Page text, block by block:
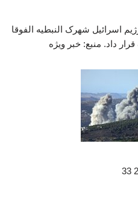
اسرائیل شهرک النبطیه‌ الفوقا
داد. منبع: خبر ویژه